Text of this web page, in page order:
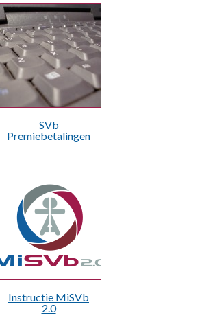
SVb
Premiebetalingen
Instructie MiSVb
2.0